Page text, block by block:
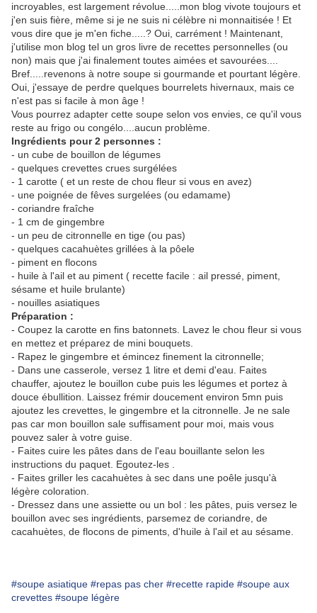
incroyables, est largement révolue.....mon blog vivote toujours et
j'en suis fière, même si je ne suis ni célèbre ni monnaitisée ! Et
vous dire que je m'en fiche.....? Oui, carrément ! Maintenant,
j'utilise mon blog tel un gros livre de recettes personnelles (ou
non) mais que j'ai finalement toutes aimées et savourées....
Bref.....revenons à notre soupe si gourmande et pourtant légère.
Oui, j'essaye de perdre quelques bourrelets hivernaux, mais ce
n'est pas si facile à mon âge !
Vous pourrez adapter cette soupe selon vos envies, ce qu'il vous
reste au frigo ou congélo....aucun problème.
Ingrédients pour 2 personnes :
- un cube de bouillon de légumes
- quelques crevettes crues surgélées
- 1 carotte ( et un reste de chou fleur si vous en avez)
- une poignée de fêves surgelées (ou edamame)
- coriandre fraîche
- 1 cm de gingembre
- un peu de citronnelle en tige (ou pas)
- quelques cacahuètes grillées à la pôele
- piment en flocons
- huile à l'ail et au piment ( recette facile : ail pressé, piment,
sésame et huile brulante)
- nouilles asiatiques
Préparation :
- Coupez la carotte en fins batonnets. Lavez le chou fleur si vous
en mettez et préparez de mini bouquets.
- Rapez le gingembre et émincez finement la citronnelle;
- Dans une casserole, versez 1 litre et demi d'eau. Faites
chauffer, ajoutez le bouillon cube puis les légumes et portez à
douce ébullition. Laissez frémir doucement environ 5mn puis
ajoutez les crevettes, le gingembre et la citronnelle. Je ne sale
pas car mon bouillon sale suffisament pour moi, mais vous
pouvez saler à votre guise.
- Faites cuire les pâtes dans de l'eau bouillante selon les
instructions du paquet. Egoutez-les .
- Faites griller les cacahuètes à sec dans une poêle jusqu'à
légère coloration.
- Dressez dans une assiette ou un bol : les pâtes, puis versez le
bouillon avec ses ingrédients, parsemez de coriandre, de
cacahuètes, de flocons de piments, d'huile à l'ail et au sésame.
#soupe asiatique #repas pas cher #recette rapide #soupe aux
crevettes #soupe légère